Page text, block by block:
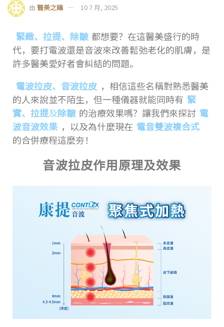
由 醫美之鑰 10 7 月, 2025
緊緻、拉提、除皺 都想要？在這醫美盛行的時
代，要打電波還是音波來改善鬆弛老化的肌膚，是
許多醫美愛好者會糾結的問題。
電波拉皮、音波拉皮 ，相信這些名稱對熟悉醫美
的人來說並不陌生，但一種儀器就能同時有 緊
實、拉提及除皺 的治療效果嗎？讓我們來探討 電
波音波效果 ，以及為什麼現在 電音雙波複合式
的合併療程這麼夯！
音波拉皮作用原理及效果